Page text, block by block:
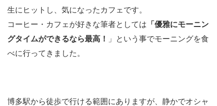
生にヒットし、気になったカフェです。
コーヒー・カフェが好きな筆者としては 「優雅にモーニン
グタイムができるなら最高！
」という事でモーニングを食
べに行ってきました。
博多駅から徒歩で行ける範囲にありますが、静かでオシャ